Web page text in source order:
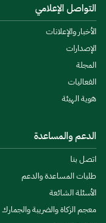
التواصل الإعلامي
الأخبار والإعلانات
الإصدارات
المجلة
الفعاليات
هوية الهيئة
الدعم والمساعدة
اتصل بنا
طلبات المساعدة والدعم
الأسئلة الشائعة
معجم الزكاة والضريبة والجمارك